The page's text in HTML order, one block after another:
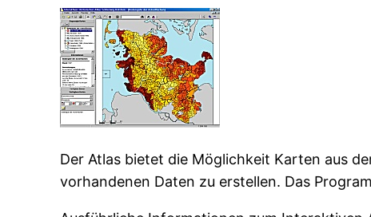
Der Atlas bietet die Möglichkeit Karten aus
vorhandenen Daten zu erstellen. Das